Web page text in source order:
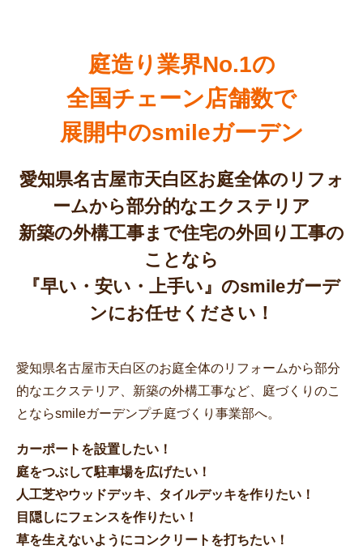
庭造り業界No.1の
全国チェーン店舗数で
展開中のsmileガーデン
愛知県名古屋市天白区お庭全体のリフォ
ームから部分的なエクステリア
新築の外構工事まで住宅の外回り工事の
ことなら
『早い・安い・上手い』のsmileガーデ
ンにお任せください！
愛知県名古屋市天白区のお庭全体のリフォームから部分
的なエクステリア、新築の外構工事など、庭づくりのこ
とならsmileガーデンプチ庭づくり事業部へ。
カーポートを設置したい！
庭をつぶして駐車場を広げたい！
人工芝やウッドデッキ、タイルデッキを作りたい！
目隠しにフェンスを作りたい！
草を生えないようにコンクリートを打ちたい！